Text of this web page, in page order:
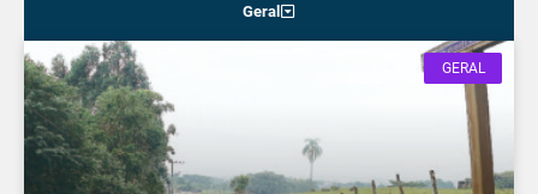
Geral
GERAL